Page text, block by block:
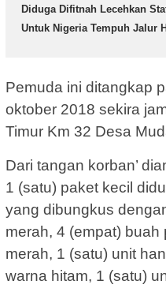
Diduga Difitnah Lecehkan
Untuk Nigeria Tempuh Jalur
Pemuda ini ditangkap
oktober 2018 sekira
Timur Km 32 Desa
Dari tangan korban’
1 (satu) paket kecil
yang dibungkus
merah, 4 (empat)
merah, 1 (satu) unit
warna hitam, 1 (satu)